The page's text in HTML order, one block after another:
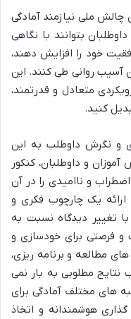
ملی نیازمند آمادگی
بتوانند با نگاهی
خود را افزایش دهند،
آسیب روانی طی کنند. این
متعادل و قدرتمند،
کنید.
و نگرش داوطلب به این
و داوطلبان، کنکور
و ناامیدی را در آن
یک چارچوب فکری و
تغییر دیدگاه نسبت به
و فرصتی برای خودسازی و
مطالعه و برنامه ریزی،
نتایج مطلوبی به بار نمی
های مختلف آمادگی برای
هوشمندانه و اتخاذ